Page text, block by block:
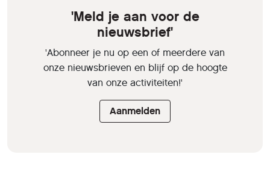
'Meld je aan voor de
nieuwsbrief'
'Abonneer je nu op een of meerdere van
onze nieuwsbrieven en blijf op de hoogte
van onze activiteiten!'
Aanmelden